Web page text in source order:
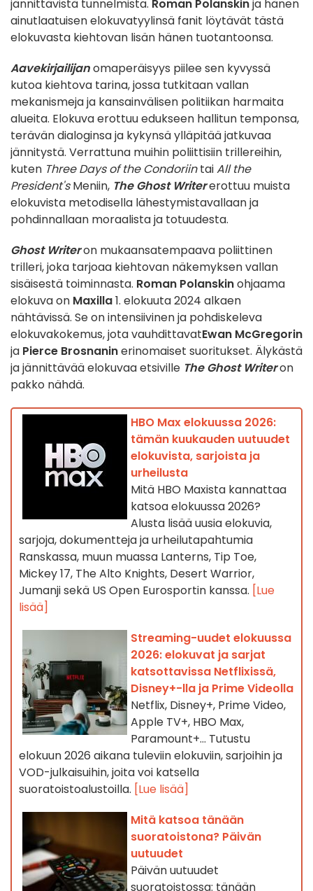
jännittävistä tunnelmista. Roman Polanskinja hänen
ainutlaatuisen elokuvatyylinsä fanit löytävät tästä
elokuvasta kiehtovan lisän hänen tuotantoonsa.
Aavekirjailijanomaperäisyys piilee sen kyvyssä
kutoa kiehtova tarina, jossa tutkitaan vallan
mekanismeja ja kansainvälisen politiikan harmaita
alueita. Elokuva erottuu edukseen hallitun temponsa,
terävän dialoginsa ja kykynsä ylläpitää jatkuvaa
jännitystä. Verrattuna muihin poliittisiin trillereihin,
kuten Three Days of the CondoriintaiAll the
President'sMeniin, The Ghost Writererottuu muista
elokuvista metodisella lähestymistavallaan ja
pohdinnallaan moraalista ja totuudesta.
Ghost Writeron mukaansatempaava poliittinen
trilleri, joka tarjoaa kiehtovan näkemyksen vallan
sisäisestä toiminnasta. Roman Polanskinohjaama
elokuva on Maxilla1. elokuuta 2024 alkaen
nähtävissä. Se on intensiivinen ja pohdiskeleva
elokuvakokemus, jota vauhdittavatEwan McGregorin
ja Pierce Brosnaninerinomaiset suoritukset. Älykästä
ja jännittävää elokuvaa etsiville The Ghost Writeron
pakko nähdä.
HBO Max elokuussa 2026:
tämän kuukauden uutuudet
elokuvista, sarjoista ja
urheilusta
Mitä HBO Maxista kannattaa
katsoa elokuussa 2026?
Alusta lisää uusia elokuvia,
sarjoja, dokumentteja ja urheilutapahtumia
Ranskassa, muun muassa Lanterns, Tip Toe,
Mickey 17, The Alto Knights, Desert Warrior,
Jumanji sekä US Open Eurosportin kanssa. [Lue
lisää]
Streaming-uudet elokuussa
2026: elokuvat ja sarjat
katsottavissa Netflixissä,
Disney+-lla ja Prime Videolla
Netflix, Disney+, Prime Video,
Apple TV+, HBO Max,
Paramount+… Tutustu
elokuun 2026 aikana tuleviin elokuviin, sarjoihin ja
VOD-julkaisuihin, joita voi katsella
suoratoistoalustoilla. [Lue lisää]
Mitä katsoa tänään
suoratoistona? Päivän
uutuudet
Päivän uutuudet
suoratoistossa: tänään